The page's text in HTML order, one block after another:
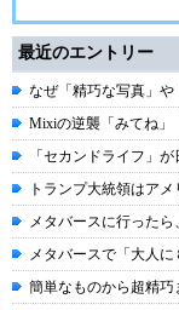
最近のエントリー
なぜ「精巧な写真」や
Mixiの逆襲「みてね」
「セカンドライフ」
トランプ大統領はア
メタバースに行った
メタバースで「大人に
簡単なものから超精巧